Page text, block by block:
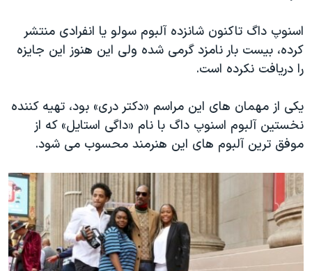
اسنوپ داگ تاکنون شانزده آلبوم سولو یا انفرادی منتشر
کرده، بیست بار نامزد گرمی شده ولی این هنوز این جایزه
را دریافت نکرده است.
یکی از مهمان های این مراسم «دکتر دری» بود، تهیه کننده
نخستین آلبوم اسنوپ داگ با نام «داگی استایل» که از
موفق ترین آلبوم های این هنرمند محسوب می شود.